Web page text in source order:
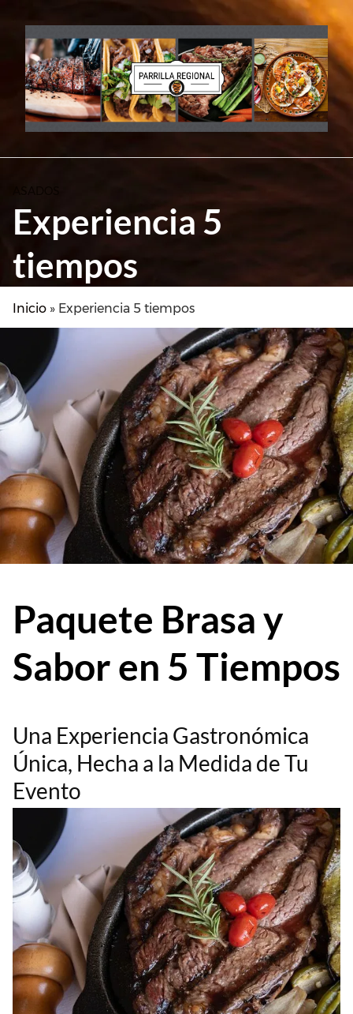
content
Experiencia 5
tiempos
Inicio » Experiencia 5 tiempos
Paquete Brasa y
Sabor en 5 Tiempos
Una Experiencia Gastronómica
Única, Hecha a la Medida de Tu
Evento